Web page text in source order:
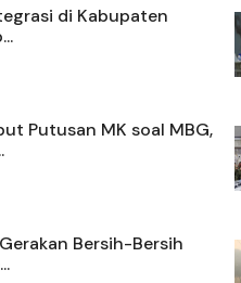
di Kabupaten
Putusan MK soal MBG,
Bersih-Bersih